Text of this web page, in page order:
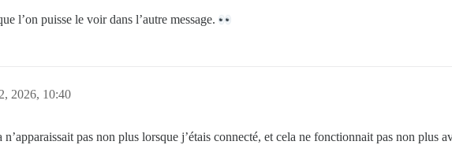
l’on puisse le voir dans l’autre message.
2026, 10:40
pas non plus lorsque j’étais connecté, et cela ne fonctionnait pas non plus